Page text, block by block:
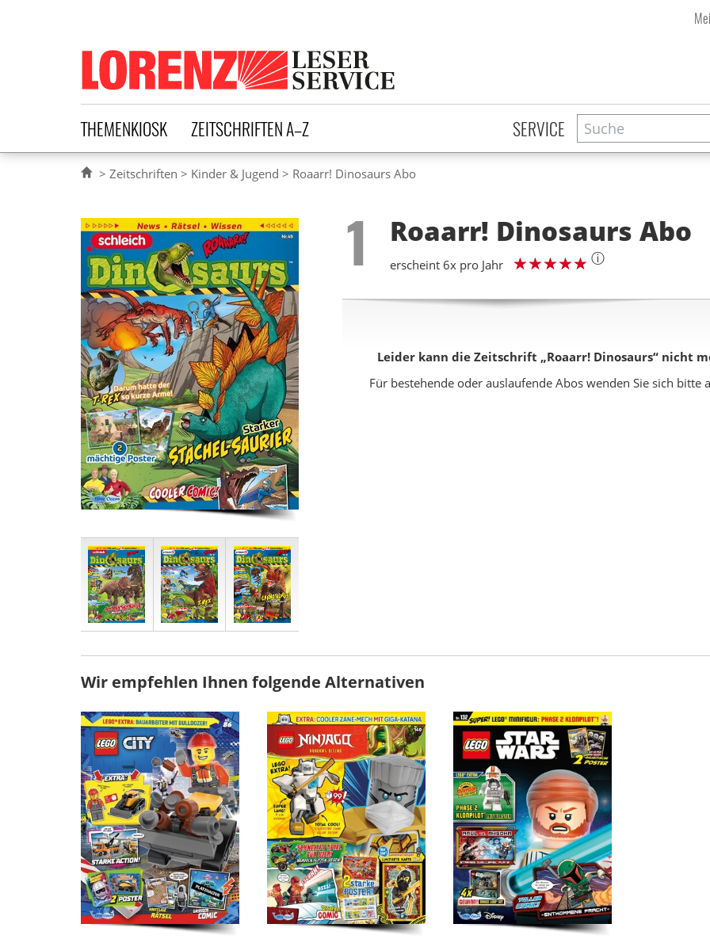
Lorenz Leserservice
THEMENKIOSK ZEITSCHRIFTEN A–Z SERVICE Suche
Zeitschriftensuche
Zeitschriften Kinder & Jugend Roaarr! Dinosaurs Abo
Step
1 Roaarr! Dinosaurs Abo
erscheint 6x pro Jahr ⓘ
Leider kann die Zeitschrift „Roaarr! Dinosaurs“ nicht
Für bestehende oder auslaufende Abos wenden Sie sich bitte
Wir empfehlen Ihnen folgende Alternativen